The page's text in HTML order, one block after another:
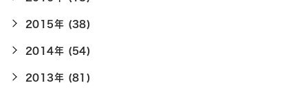
2015年 (38)
2014年 (54)
2013年 (81)